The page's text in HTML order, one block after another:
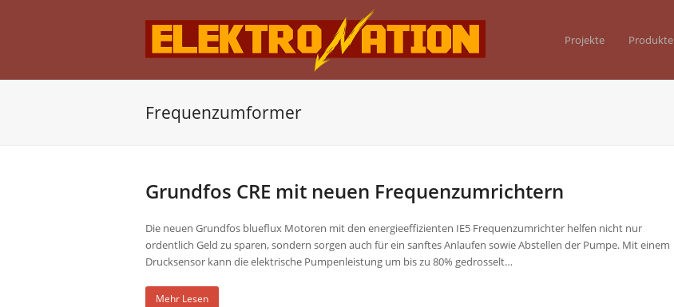
Projekte Produkte
Frequenzumformer
Grundfos CRE mit neuen Frequenzumrichtern
Die neuen Grundfos blueflux Motoren mit den energieeffizienten IE5 Frequenzumrichter helfen nicht nur
ordentlich Geld zu sparen, sondern sorgen auch für ein sanftes Anlaufen sowie Abstellen der Pumpe. Mit einem
Drucksensor kann die elektrische Pumpenleistung um bis zu 80% gedrosselt…
Mehr Lesen